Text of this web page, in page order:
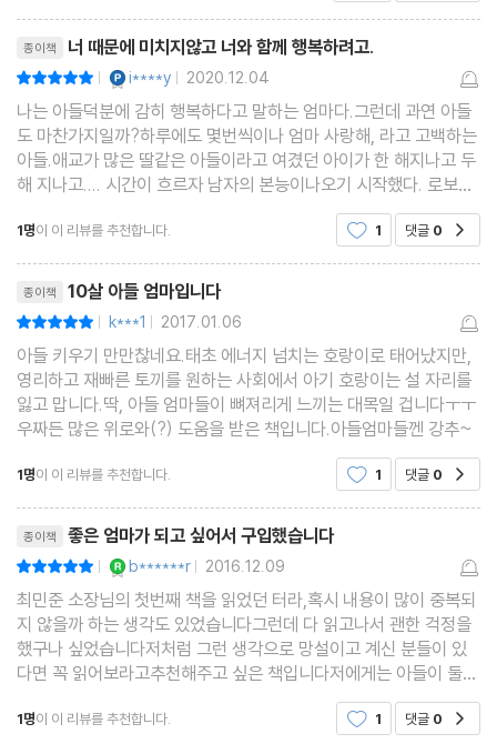
아이가 맞고 오기만 해서 속상해요
제3장 어떻게 해야 아들과 소통할 수 있을까요?
어떻게 해야 아들을 이해할 수 있을까요?
표현하는 방법을 가르치고 싶어요
완벽한 육아 레시피가 필요해요
칭찬으로 동기 부여를 하고 있어요
한 가지에 집착해서 헤어나오질 못해요
아들의 승부욕을 자극하는 건 무엇일까요?
칭찬하는 데도 요령이 필요한가요
아들이 영어를 잘했으면 좋겠어요
아들에게 할 수 있다는 자신감을 주고 싶어요
독서 습관을 들이려면 어떻게 해야 할까요
친구들과 욕을 하면서 노는 아이, 정상일까요
욕에 재미를 붙인 아들을 개선시키고 싶어요
아이가 약속을 안 지키고 떼를 부려요
아이가 가끔씩 황소고집을 부려요
제4장 초보 아들맘, 오늘도 아들과 함께 성장합니다
나의 육아법에 확신을 갖고 싶어요
종이책 너 때문에 미치지않고 너와 함께 행복하려고.
| i****y | 2020.12.04
나는 아들덕분에 감히 행복하다고 말하는 엄마다.그런데 과연 아들
도 마찬가지일까?하루에도 몇번씩이나 엄마 사랑해, 라고 고백하는
아들.애교가 많은 딸같은 아들이라고 여겼던 아이가 한 해지나고 두
해 지나고.... 시간이 흐르자 남자의 본능이나오기 시작했다. 로보트
하나를 악당으로 정해놓고 다른 로보트로 두들겨부수며 놀지를 않
나, 상위에 놓인 물건들을 거칠게 치우고 던지고
1명이 이 리뷰를 추천합니다. 1 댓글 0
종이책 10살 아들 엄마입니다
| k***1 | 2017.01.06
아들 키우기 만만찮네요.태초 에너지 넘치는 호랑이로 태어났지만,
영리하고 재빠른 토끼를 원하는 사회에서 아기 호랑이는 설 자리를
잃고 맙니다.딱, 아들 엄마들이 뼈져리게 느끼는 대목일 겁니다ㅜㅜ
우짜든 많은 위로와(?) 도움을 받은 책입니다.아들엄마들껜 강추~
1명이 이 리뷰를 추천합니다. 1 댓글 0
종이책 좋은 엄마가 되고 싶어서 구입했습니다
| b******r | 2016.12.09
최민준 소장님의 첫번째 책을 읽었던 터라,혹시 내용이 많이 중복되
지 않을까 하는 생각도 있었습니다그런데 다 읽고나서 괜한 걱정을
했구나 싶었습니다저처럼 그런 생각으로 망설이고 계신 분들이 있
다면 꼭 읽어보라고추천해주고 싶은 책입니다저에게는 아들이 둘
있습니다 .. 금메달도, 은메달도, 동메달도 아닌 목메달이란 아들 둘
입니다하지만 그렇게 생각하지 않기로 했습니다세
1명이 이 리뷰를 추천합니다. 1 댓글 0